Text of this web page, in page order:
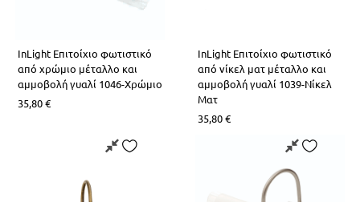
InLight Επιτοίχιο φωτιστικό
από χρώμιο μέταλλο και
αμμοβολή γυαλί 1046-Χρώμιο
35,80€
InLight Επιτοίχιο φωτιστικό
από νίκελ ματ μέταλλο και
αμμοβολή γυαλί 1039-Νίκελ
Ματ
35,80€